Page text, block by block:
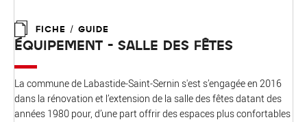
FICHE / GUIDE
ÉQUIPEMENT - SALLE DES FÊTES
La commune de Labastide-Saint-Sernin s'est s’engagée en 2016
dans la rénovation et l’extension de la salle des fêtes datant des
années 1980 pour, d’une part offrir des espaces plus confortables